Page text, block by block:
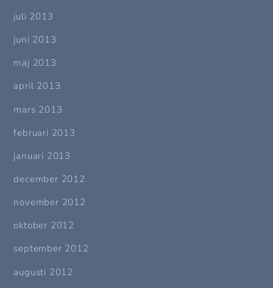
juli 2013
juni 2013
maj 2013
april 2013
mars 2013
februari 2013
januari 2013
december 2012
november 2012
oktober 2012
september 2012
augusti 2012